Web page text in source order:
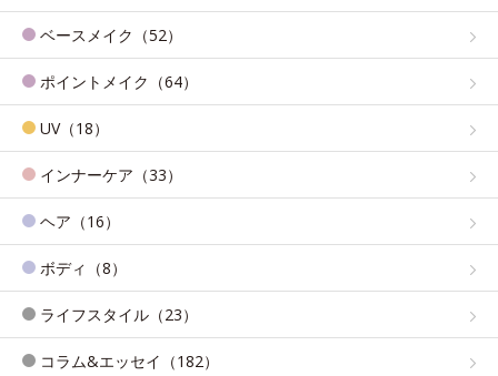
ベースメイク（52）
ポイントメイク（64）
UV（18）
インナーケア（33）
ヘア（16）
ボディ（8）
ライフスタイル（23）
コラム&エッセイ（182）